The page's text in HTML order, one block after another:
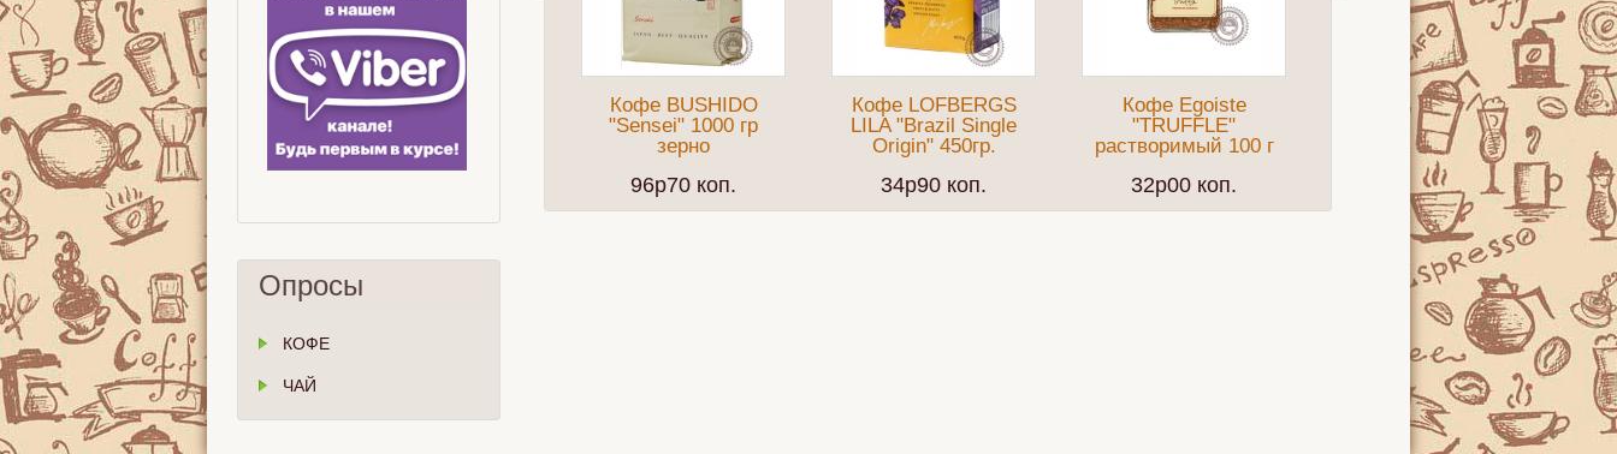
Опросы
КОФЕ
ЧАЙ
Кофе BUSHIDO
"Sensei" 1000 гр
зерно
96p70 коп.
Кофе LOFBERGS
LILA "Brazil Single
Origin" 450гр.
34p90 коп.
Кофе Egoiste
"TRUFFLE"
растворимый 100 г
32p00 коп.
Кофе BUSHIDO
"Sensei" молотый
227г
24p50 коп.